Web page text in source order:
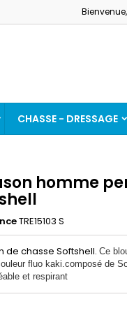
Bienvenue,
CHASSE - DRESSAGE
homme
TRE15103 S
de chasse Softshell. Ce
fluo kaki.composé de
et respirant